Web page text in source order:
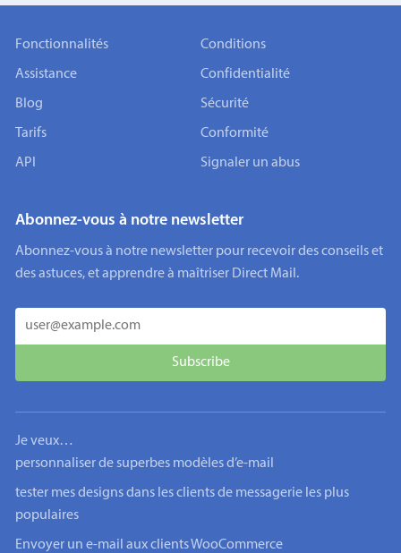
Fonctionnalités
Assistance
Blog
Tarifs
API
Conditions
Confidentialité
Sécurité
Conformité
Signaler un abus
Abonnez-vous à notre newsletter
Abonnez-vous à notre newsletter pour recevoir des conseils et
des astuces, et apprendre à maîtriser Direct Mail.
Je veux…
personnaliser de superbes modèles d’e-mail
tester mes designs dans les clients de messagerie les plus
populaires
Envoyer un e-mail aux clients WooCommerce